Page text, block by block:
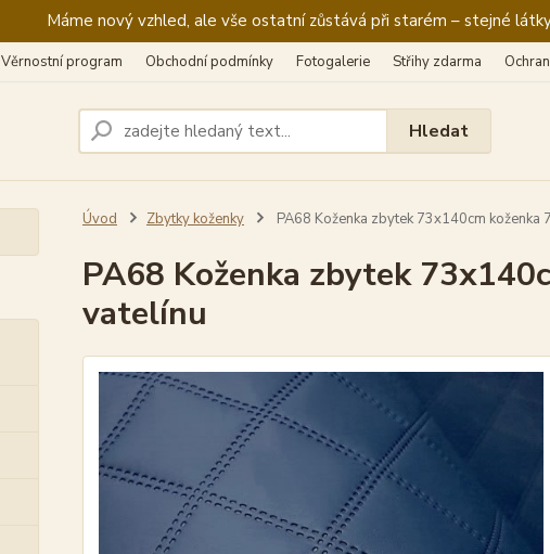
Máme nový vzhled, ale vše ostatní zůstává při starém – stejné
Věrnostní program Obchodní podmínky Fotogalerie Střihy zdarma
Hledat
Úvod Zbytky koženky PA68 Koženka zbytek 73x140cm koženka
PA68 Koženka zbytek
vatelínu